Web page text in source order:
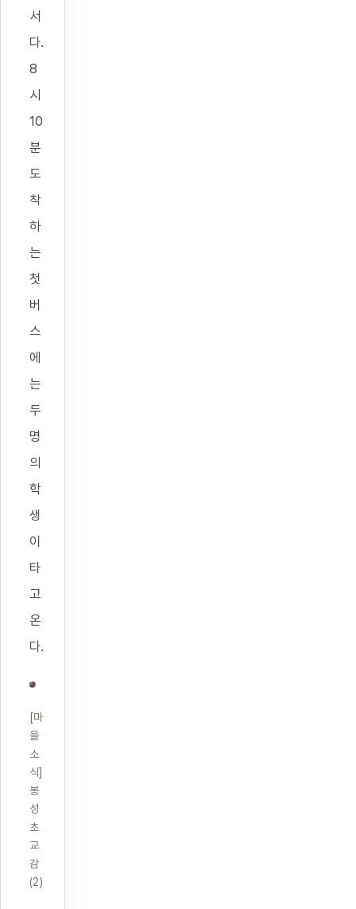
서
다.
8
시
10
분
도
착
하
는
첫
버
스
에
는
두
명
의
학
생
이
타
고
온
다.
[마
을
소
식]
봉
성
초
교
감
(2)